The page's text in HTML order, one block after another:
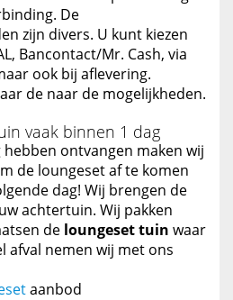
De
zijn divers. U kunt kiezen
Bancontact/Mr. Cash, via
ook bij aflevering.
de naar de mogelijkheden.
vaak binnen 1 dag
ontvangen maken wij
de loungeset af te komen
dag! Wij brengen de
achtertuin. Wij pakken
de loungeset tuin waar
afval nemen wij met ons
aanbod